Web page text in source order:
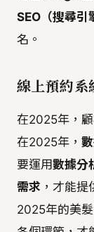
SEO（搜尋引
名。
線上預約系
在2025年，
在2025年，
要運用數據分
需求 ，才能提
2025年的美